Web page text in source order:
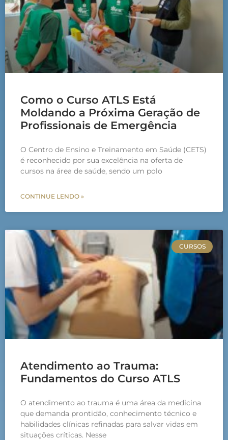
Como o Curso ATLS Está
Moldando a Próxima Geração de
Profissionais de Emergência
O Centro de Ensino e Treinamento em Saúde (CETS)
é reconhecido por sua excelência na oferta de
cursos na área de saúde, sendo um polo
CONTINUE LENDO »
CURSOS
Atendimento ao Trauma:
Fundamentos do Curso ATLS
O atendimento ao trauma é uma área da medicina
que demanda prontidão, conhecimento técnico e
habilidades clínicas refinadas para salvar vidas em
situações críticas. Nesse